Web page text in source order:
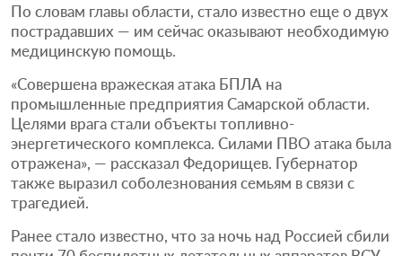
По словам главы области, стало известно еще о двух
пострадавших — им сейчас оказывают необходимую
медицинскую помощь.
«Совершена вражеская атака БПЛА на
промышленные предприятия Самарской области.
Целями врага стали объекты топливно-
энергетического комплекса. Силами ПВО атака была
отражена», — рассказал Федорищев. Губернатор
также выразил соболезнования семьям в связи с
трагедией.
Ранее стало известно, что за ночь над Россией сбили